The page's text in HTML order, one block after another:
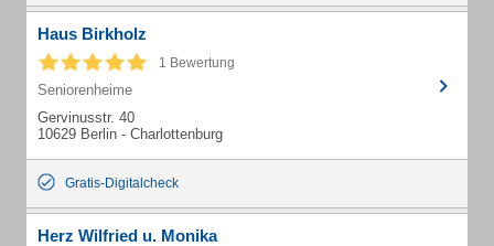
Haus Birkholz
1 Bewertung
Seniorenheime
Gervinusstr. 40
10629 Berlin - Charlottenburg
Gratis-Digitalcheck
Herz Wilfried u. Monika